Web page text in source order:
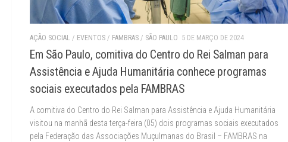
AÇÃO SOCIAL / EVENTOS / FAMBRAS / SÃO PAULO 5 DE MARÇO DE 2024
Em São Paulo, comitiva do Centro do Rei Salman para
Assistência e Ajuda Humanitária conhece programas
sociais executados pela FAMBRAS
A comitiva do Centro do Rei Salman para Assistência e Ajuda Humanitária
visitou na manhã desta terça-feira (05) dois programas sociais executados
pela Federação das Associações Muçulmanas do Brasil – FAMBRAS na